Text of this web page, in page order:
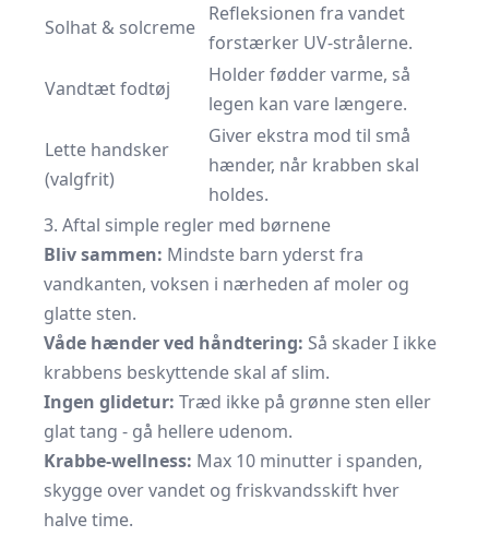
Solhat & solcreme
Refleksionen fra vandet
forstærker UV-strålerne.
Vandtæt fodtøj
Holder fødder varme, så
legen kan vare længere.
Lette handsker
(valgfrit)
Giver ekstra mod til små
hænder, når krabben skal
holdes.
3. Aftal simple regler med børnene
Bliv sammen: Mindste barn yderst fra
vandkanten, voksen i nærheden af moler og
glatte sten.
Våde hænder ved håndtering: Så skader I ikke
krabbens beskyttende skal af slim.
Ingen glidetur: Træd ikke på grønne sten eller
glat tang - gå hellere udenom.
Krabbe-wellness: Max 10 minutter i spanden,
skygge over vandet og friskvandsskift hver
halve time.